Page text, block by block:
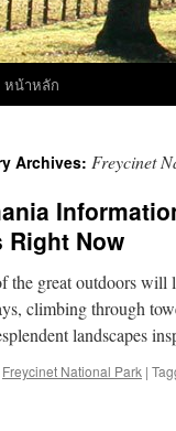
หน้าหลัก
Archives: Freycinet
Right Now
the great outdoors
climbing through
landscapes
Freycinet National Park |